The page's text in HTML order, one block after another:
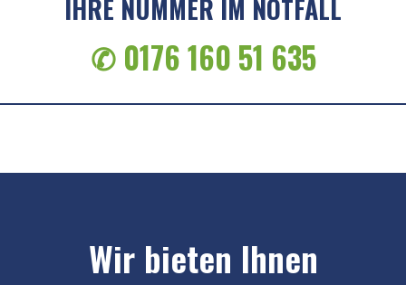
IHRE NUMMER IM NOTFALL
✆ 0176 160 51 635
Wir bieten Ihnen